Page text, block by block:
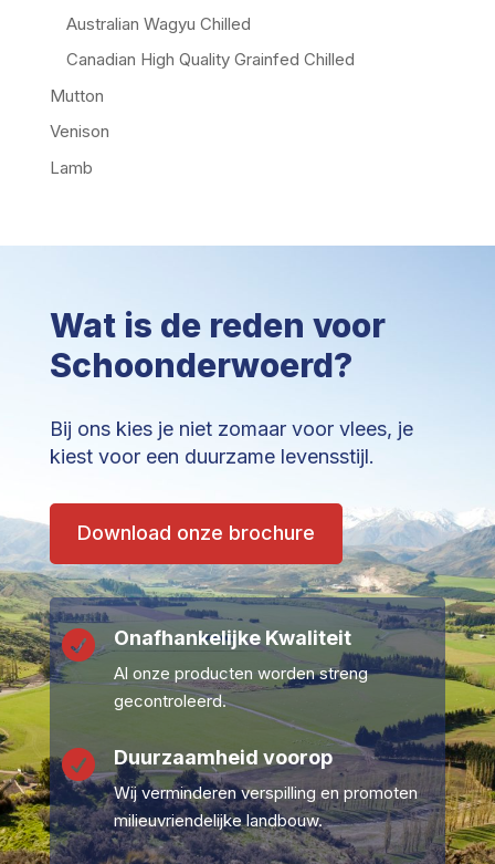
Australian Wagyu Chilled
Canadian High Quality Grainfed Chilled
Mutton
Venison
Lamb
Wat is de reden voor
Schoonderwoerd?
Bij ons kies je niet zomaar voor vlees, je
kiest voor een duurzame levensstijl.
Download onze brochure
 Onafhankelijke Kwaliteit
Al onze producten worden streng
gecontroleerd.
 Duurzaamheid voorop
Wij verminderen verspilling en promoten
milieuvriendelijke landbouw.